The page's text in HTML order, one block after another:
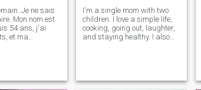
Je ne sais
Mon nom est
54 ans, j'ai
et ma
Et je suis ici
I'm a single mom with two
children. I love a simple life,
cooking, going out, laughter,
and staying healthy. I also
people who are ready for a